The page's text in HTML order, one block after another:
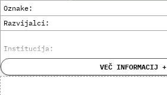
Oznake:
Razvijalci:
Institucija:
Cena:
VEČ INFORMACIJ +